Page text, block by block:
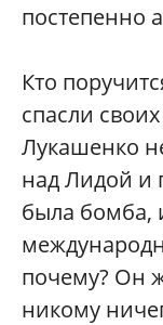
постепенно
Кто
спасли
Лукашенко
над Лидой и
была бомба,
почему? Он
никому